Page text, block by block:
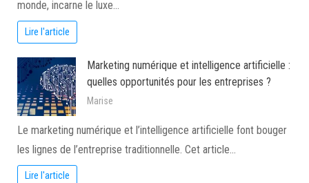
monde, incarne le luxe…
Lire l'article
Marketing numérique et intelligence artificielle :
quelles opportunités pour les entreprises ?
Marise
Le marketing numérique et l’intelligence artificielle font bouger
les lignes de l’entreprise traditionnelle. Cet article…
Lire l'article